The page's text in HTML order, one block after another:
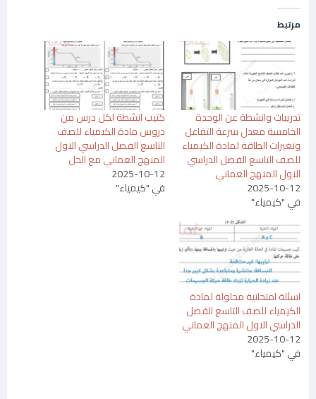
مرتبط
تدريبات وانشطة عن الوحدة
الخامسة معدل سرعة التفاعل
وتغيرات الطاقة لمادة الكيمياء
للصف التاسع الفصل الدراسي
الاول المنهج العماني
2025-10-12
في "كيمياء"
كتيب انشطة لكل درس من
دروس مادة الكيمياء للصف
التاسع الفصل الدراسي الاول
المنهج العماني مع الحل
2025-10-12
في "كيمياء"
اسئلة امتحانية محلولة لمادة
الكيمياء للصف التاسع الفصل
الدراسي الاول المنهج العماني
2025-10-12
في "كيمياء"